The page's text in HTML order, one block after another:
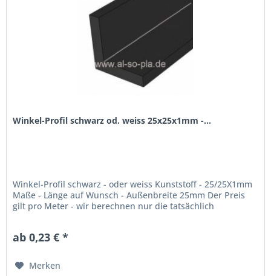
Winkel-Profil schwarz od. weiss 25x25x1mm -...
Winkel-Profil schwarz - oder weiss Kunststoff - 25/25X1mm
Maße - Länge auf Wunsch - Außenbreite 25mm Der Preis
gilt pro Meter - wir berechnen nur die tatsächlich
ab 0,23 € *
Merken